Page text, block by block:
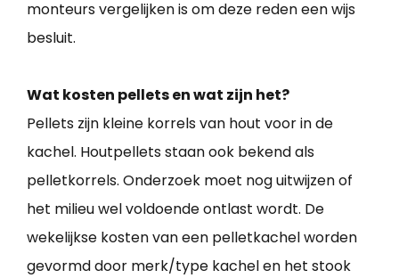
monteurs vergelijken is om deze reden een wijs
besluit.
Wat kosten pellets en wat zijn het?
Pellets zijn kleine korrels van hout voor in de
kachel. Houtpellets staan ook bekend als
pelletkorrels. Onderzoek moet nog uitwijzen of
het milieu wel voldoende ontlast wordt. De
wekelijkse kosten van een pelletkachel worden
gevormd door merk/type kachel en het stook